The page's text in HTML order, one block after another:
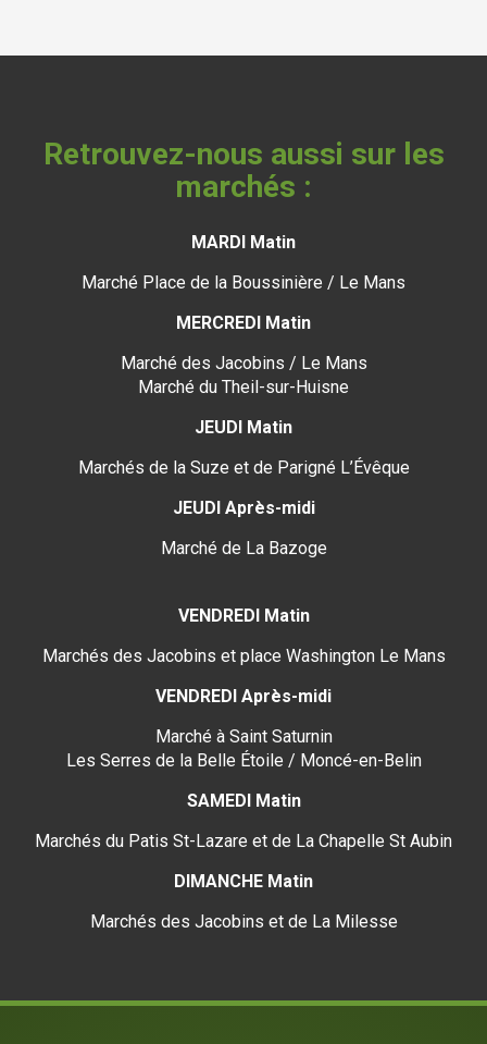
Retrouvez-nous aussi sur les
marchés :
MARDI Matin
Marché Place de la Boussinière / Le Mans
MERCREDI Matin
Marché des Jacobins / Le Mans
Marché du Theil-sur-Huisne
JEUDI Matin
Marchés de la Suze et de Parigné L’Évêque
JEUDI Après-midi
Marché de La Bazoge
VENDREDI Matin
Marchés des Jacobins et place Washington Le Mans
VENDREDI Après-midi
Marché à Saint Saturnin
Les Serres de la Belle Étoile / Moncé-en-Belin
SAMEDI Matin
Marchés du Patis St-Lazare et de La Chapelle St Aubin
DIMANCHE Matin
Marchés des Jacobins et de La Milesse